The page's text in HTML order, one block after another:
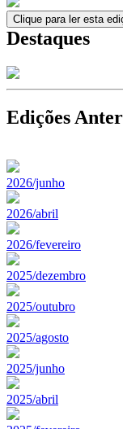
Clique para ler esta
Destaques
Edições
2026/junho
2026/abril
2026/fevereiro
2025/dezembro
2025/outubro
2025/agosto
2025/junho
2025/abril